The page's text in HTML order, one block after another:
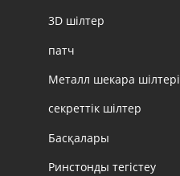
3D шілтер
патч
Металл шекара шілтері
секреттік шілтер
Басқалары
Ринстонды тегістеу